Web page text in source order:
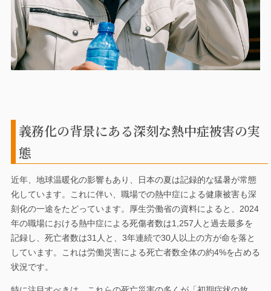
義務化の背景にある深刻な熱中症被害の実
態
近年、地球温暖化の影響もあり、日本の夏は記録的な猛暑が常態
化しています。これに伴い、職場での熱中症による健康被害も深
刻化の一途をたどっています。厚生労働省の資料によると、2024
年の職場における熱中症による死傷者数は1,257人と過去最多を
記録し、死亡者数は31人と、3年連続で30人以上の方が命を落と
しています。これは労働災害による死亡者数全体の約4%を占める
状況です。